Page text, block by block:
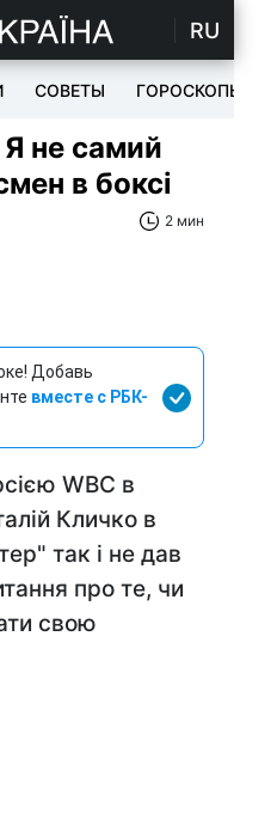
RU
СОВЕТЫ ГОРОСКОПЫ
Я не самий
в боксі
2 мин
Добавь
вместе с РБК-
WBC в
Кличко в
так і не дав
про те, чи
свою